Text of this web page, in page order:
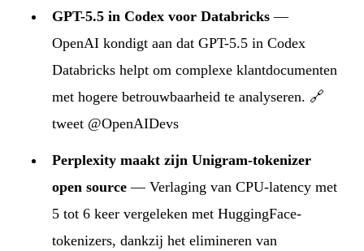
GPT-5.5 in Codex voor Databricks —
OpenAI kondigt aan dat GPT-5.5 in Codex
Databricks helpt om complexe klantdocumenten
met hogere betrouwbaarheid te analyseren. 🔗
tweet @OpenAIDevs
Perplexity maakt zijn Unigram-tokenizer
open source — Verlaging van CPU-latency met
5 tot 6 keer vergeleken met HuggingFace-
tokenizers, dankzij het elimineren van